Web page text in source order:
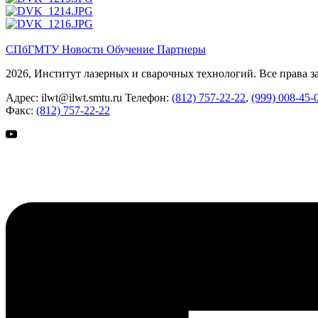
СПбГМТУНовости Обучение Партнеры
2026, Институт лазерных и сварочных технологий. Все права
Адрес: ilwt@ilwt.smtu.ru Телефон: (812) 757-22-22, (999) 008-45-
Факс: (812) 757-22-22